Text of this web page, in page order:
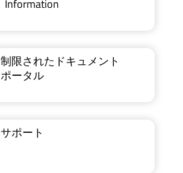
Information
制限されたドキュメント
ポータル
サポート